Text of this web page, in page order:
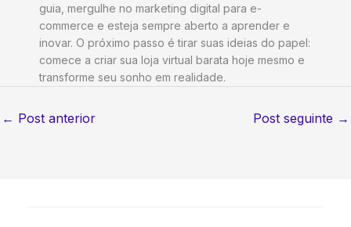
guia, mergulhe no marketing digital para e-
commerce e esteja sempre aberto a aprender e
inovar. O próximo passo é tirar suas ideias do papel:
comece a criar sua loja virtual barata hoje mesmo e
transforme seu sonho em realidade.
← Post anterior Post seguinte →